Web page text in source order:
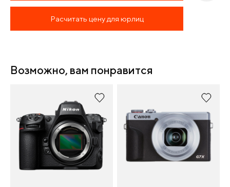
Расчитать цену для юрлиц
Возможно, вам понравится